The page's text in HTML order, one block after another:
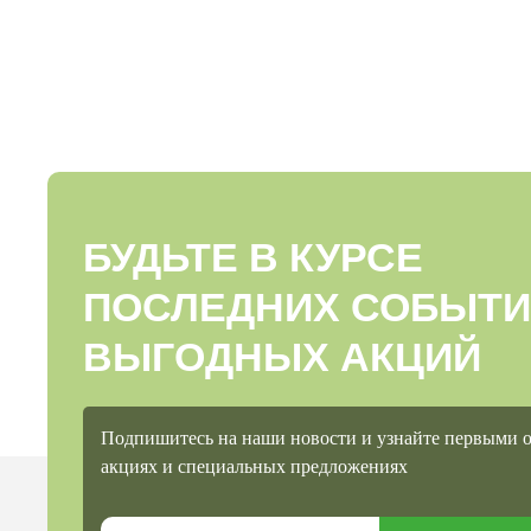
БУДЬТЕ В КУРСЕ
ПОСЛЕДНИХ
ВЫГОДНЫХ АКЦИЙ
Подпишитесь на наши новости и узнайте первыми
акциях и специальных предложениях